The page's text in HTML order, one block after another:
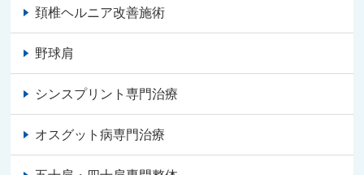
頚椎ヘルニア改善施術
野球肩
シンスプリント専門治療
オスグット病専門治療